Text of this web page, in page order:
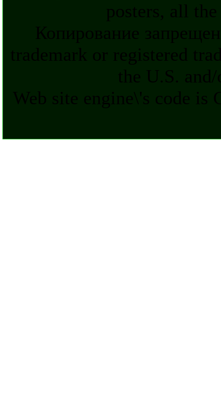
posters, all
Копирование
trademark or registered
the U.S.
Web site engine\'s code